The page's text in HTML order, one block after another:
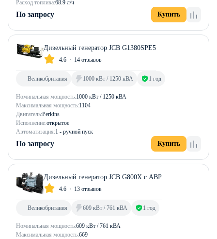
Расход топлива:68.9 л/ч
По запросу Купить
Дизельный генератор JCB G1380SPE5
4.6 14 отзывов
Номинальная мощность:1000 кВт / 1250 кВА
Максимальная мощность:1104
Двигатель:Perkins
Исполнение:открытое
Автоматизация:1 - ручной пуск
Великобритания 1000 кВт / 1250 кВА 1 год
По запросу Купить
Дизельный генератор JCB G800X с АВР
4.6 13 отзывов
Номинальная мощность:609 кВт / 761 кВА
Максимальная мощность:669
Великобритания 609 кВт / 761 кВА 1 год